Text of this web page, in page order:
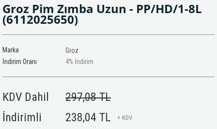
Groz Pim Zımba Uzun - PP/HD/1-8L
(6112025650)
Marka
Groz
İndirim Oranı
%
4 İndirim
KDV Dahil
297,08 TL
İndirimli
238,04 TL + KDV